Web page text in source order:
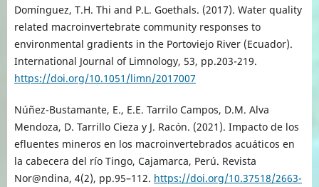
Domínguez, T.H. Thi and P.L. Goethals. (2017). Water quality
related macroinvertebrate community responses to
environmental gradients in the Portoviejo River (Ecuador).
International Journal of Limnology, 53, pp.203-219.
https://doi.org/10.1051/limn/2017007
Núñez-Bustamante, E., E.E. Tarrilo Campos, D.M. Alva
Mendoza, D. Tarrillo Cieza y J. Racón. (2021). Impacto de los
efluentes mineros en los macroinvertebrados acuáticos en
la cabecera del río Tingo, Cajamarca, Perú. Revista
Nor@ndina, 4(2), pp.95–112. https://doi.org/10.37518/2663-